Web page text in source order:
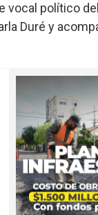
vocal político
Duré y